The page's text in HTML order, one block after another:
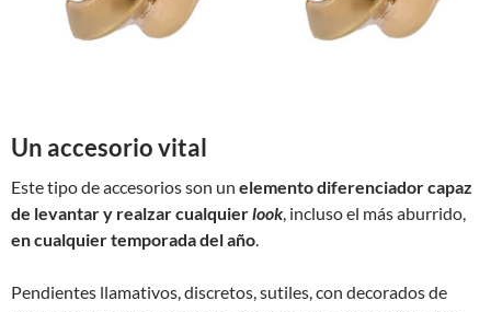
Un accesorio vital
Este tipo de accesorios son un elemento diferenciador capaz
de levantar y realzar cualquierlook, incluso el más aburrido,
en cualquier temporada del año.
Pendientes llamativos, discretos, sutiles, con decorados de